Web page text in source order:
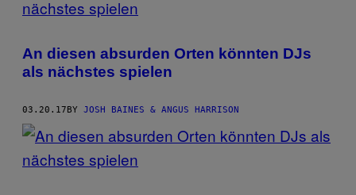
BY
THIS
AUTHOR
An diesen absurden Orten könnten DJs
als nächstes spielen
03.20.17BY JOSH BAINES & ANGUS HARRISON